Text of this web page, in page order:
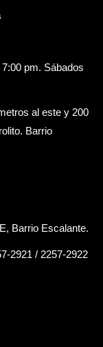
pm. Sábados
al este y 200
Barrio
Barrio Escalante.
2921 / 2257-2922